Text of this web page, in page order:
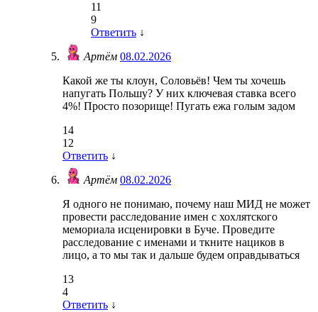
11
9
Ответить ↓
Артём 08.02.2026
Какой же ты клоун, Соловьёв! Чем ты хочешь
напугать Польшу? У них ключевая ставка всего
4%! Просто позорище! Пугать ежа голым задом
14
12
Ответить ↓
Артём 08.02.2026
Я одного не понимаю, почему наш МИД не может
провести расследование имен с хохлятского
мемориала исценировки в Буче. Проведите
расследование с именами и ткните нациков в
лицо, а то мы так и дальше будем оправдываться
13
4
Ответить ↓